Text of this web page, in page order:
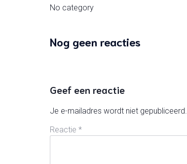
No category
Nog geen reacties
Geef een reactie
Je e-mailadres wordt niet gepubliceerd.
Reactie *